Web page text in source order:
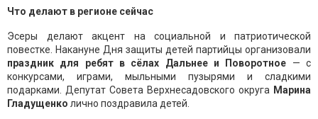
Что делают в регионе сейчас
Эсеры делают акцент на социальной и патриотической
повестке. Накануне Дня защиты детей партийцы организовали
праздник для ребят в сёлах Дальнее и Поворотное — с
конкурсами, играми, мыльными пузырями и сладкими
подарками. Депутат Совета Верхнесадовского округа Марина
Гладущенко лично поздравила детей.